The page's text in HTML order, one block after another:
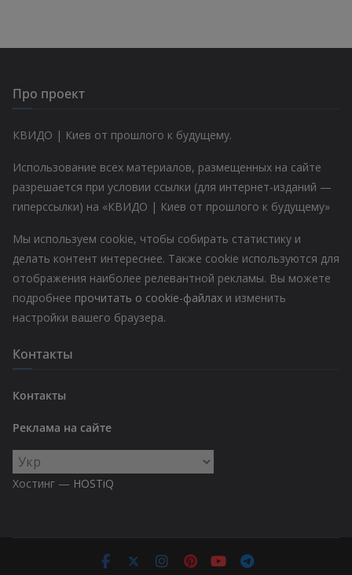
Про проект
КВИДО | Киев от прошлого к будущему.
Использование всех материалов, размещенных на сайте
разрешается при условии ссылки (для интернет-изданий —
гиперссылки) на «КВИДО | Киев от прошлого к будущему»
Мы используем cookie, чтобы собирать статистику и
делать контент интереснее. Также cookie используются для
отображения наиболее релевантной рекламы. Вы можете
подробнее прочитать о cookie-файлах и изменить
настройки вашего браузера.
Контакты
Контакты
Реклама на сайте
Выбрать
язык
Хостинг — HOSTiQ